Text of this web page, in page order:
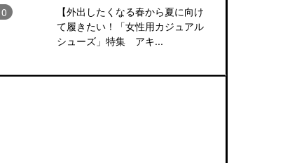
【外出したくなる春から夏に向け
て履きたい！「女性用カジュアル
シューズ」特集 アキ...